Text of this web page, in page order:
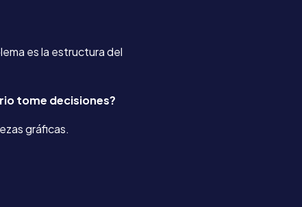
es la estructura del
tome decisiones?
gráficas.